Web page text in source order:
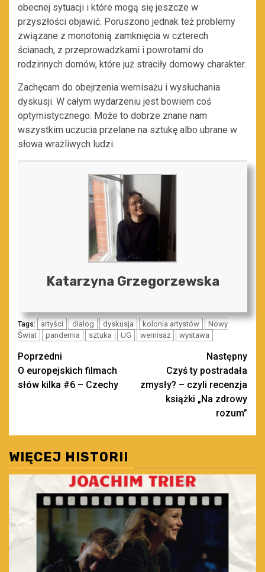
obecnej sytuacji i które mogą się jeszcze w
przyszłości objawić. Poruszono jednak też problemy
związane z monotonią zamknięcia w czterech
ścianach, z przeprowadzkami i powrotami do
rodzinnych domów, które już straciły domowy charakter.
Zachęcam do obejrzenia wernisażu i wysłuchania
dyskusji. W całym wydarzeniu jest bowiem coś
optymistycznego. Może to dobrze znane nam
wszystkim uczucia przelane na sztukę albo ubrane w
słowa wrażliwych ludzi.
Katarzyna Grzegorzewska
Tags: artyści dialog dyskusja kolonia artystów
Nowy
Świat
pandemia sztuka UG wernisaż wystawa
Zobacz
wpisy
Poprzedni
O europejskich filmach
słów kilka #6 – Czechy
Następny
Czyś ty postradała
zmysły? – czyli recenzja
książki „Na zdrowy
rozum”
WIĘCEJ HISTORII